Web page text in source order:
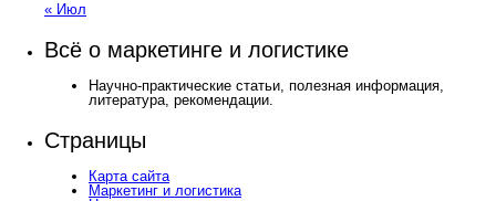
« Июл
Всё о маркетинге и логистике
Научно-практические статьи, полезная информация,
литература, рекомендации.
Страницы
Карта сайта
Маркетинг и логистика